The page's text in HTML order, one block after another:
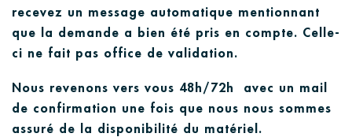
recevez un message automatique mentionnant
que la demande a bien été pris en compte. Celle-
ci ne fait pas office de validation.
Nous revenons vers vous 48h/72h avec un mail
de confirmation une fois que nous nous sommes
assuré de la disponibilité du matériel.